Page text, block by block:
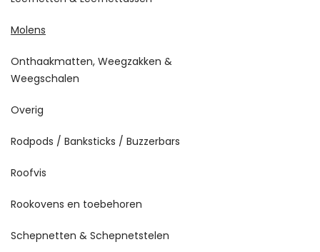
Molens
Onthaakmatten, Weegzakken &
Weegschalen
Overig
Rodpods / Banksticks / Buzzerbars
Roofvis
Rookovens en toebehoren
Schepnetten & Schepnetstelen